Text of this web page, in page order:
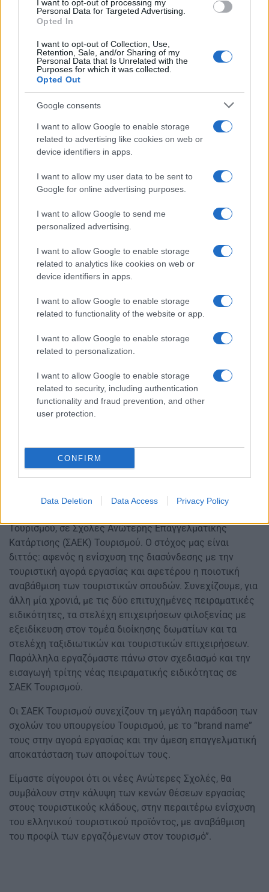
I want to opt-out of processing my
Personal Data for Targeted Advertising.
Opted In
I want to opt-out of Collection, Use,
Retention, Sale, and/or Sharing of my
Personal Data that Is Unrelated with the
Purposes for which it was collected.
Opted Out
Google consents
I want to allow Google to enable storage
related to advertising like cookies on web or
device identifiers in apps.
I want to allow my user data to be sent to
Google for online advertising purposes.
I want to allow Google to send me
personalized advertising.
I want to allow Google to enable storage
related to analytics like cookies on web or
device identifiers in apps.
I want to allow Google to enable storage
related to functionality of the website or app.
I want to allow Google to enable storage
related to personalization.
I want to allow Google to enable storage
related to security, including authentication
functionality and fraud prevention, and other
user protection.
CONFIRM
Data Deletion Data Access Privacy Policy
* ΣΑΕΚ Τουρισμού Πελοποννήσου (με έδρα το ‘Αργος)
* ΣΑΕΚ Τουρισμού Στερεάς Ελλάδας (με έδρα το
Γαλαξίδι)
Οι ειδικότητες που δύνανται να παρέχονται στις εν
λόγω ΣΑΕΚ είναι έξι (6):
* Στέλεχος Διοίκησης και Οικονομίας στον τομέα του
* Τεχνικός Μαγειρικής Τέχνης – Αρχιμάγειρας (chef)
* Τεχνικός Αρτοποιός – Ζαχαροπλαστικής
* Στέλεχος Ταξιδιωτικών και Τουριστικών
* Στέλεχος Επιχειρήσεων Φιλοξενίας με εξειδίκευση
Τέλος, με την απόφαση αυτή, ορίζεται ρητά ότι οι
κάθε ΣΑΕΚ Τουρισμού, θα καθορίζονται ετησίως βάσει
της διαδικασίας του Παράλληλου Μηχανογραφικού
Δελτίου, καθώς και της προκήρυξης που εκδίδεται
ετησίως από το υπουργείο Τουρισμού.
Η υφυπουργός Τουρισμού, αρμόδια για την Τουριστική
Εκπαίδευση, Έλενα Ράπτη, δήλωσε:
μας για αναβάθμιση της τουριστικής εκπαίδευσης,
Τουρισμού, σε Σχολές Ανώτερης Επαγγελματικής
Κατάρτισης (ΣΑΕΚ) Τουρισμού. Ο στόχος μας είναι
διττός: αφενός η ενίσχυση της διασύνδεσης με την
τουριστική αγορά εργασίας και αφετέρου η ποιοτική
αναβάθμιση των τουριστικών σπουδών. Συνεχίζουμε, για
άλλη μία χρονιά, με τις δύο επιτυχημένες πειραματικές
ειδικότητες, τα στελέχη επιχειρήσεων φιλοξενίας με
εξειδίκευση στον τομέα διοίκησης δωματίων και τα
στελέχη ταξιδιωτικών και τουριστικών επιχειρήσεων.
Παράλληλα εργαζόμαστε πάνω στον σχεδιασμό και την
εισαγωγή τρίτης νέας πειραματικής ειδικότητας σε
ΣΑΕΚ Τουρισμού.
Οι ΣΑΕΚ Τουρισμού συνεχίζουν τη μεγάλη παράδοση των
σχολών του υπουργείου Τουρισμού, με το “brand name”
τους στην αγορά εργασίας και την άμεση επαγγελματική
αποκατάσταση των αποφοίτων τους.
Είμαστε σίγουροι ότι οι νέες Ανώτερες Σχολές, θα
συμβάλουν στην κάλυψη των κενών θέσεων εργασίας
στους τουριστικούς κλάδους, στην περαιτέρω ενίσχυση
του ελληνικού τουριστικού προϊόντος, με αναβάθμιση
του προφίλ των εργαζόμενων στον τουρισμό”.